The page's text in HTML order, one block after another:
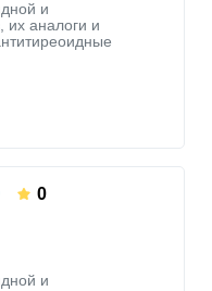
и
их аналоги и
0
и